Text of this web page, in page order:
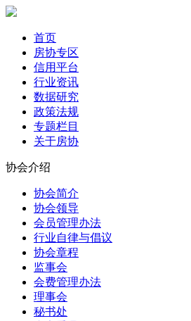
首页
房协专区
信用平台
行业资讯
数据研究
政策法规
专题栏目
关于房协
协会介绍
协会简介
协会领导
会员管理办法
行业自律与倡议
协会章程
监事会
会费管理办法
理事会
秘书处